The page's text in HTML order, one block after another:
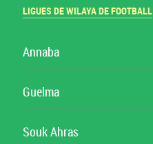
LIGUES DE WILAYA DE FOOTBALL
Annaba
Guelma
Souk Ahras